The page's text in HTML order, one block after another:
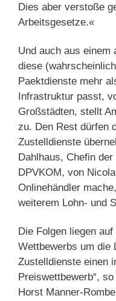
Dies aber verstoße
Arbeitsgesetze.«
Und auch aus einem
diese
Paektdienste mehr
Infrastruktur passt,
Großstädten, stellt
zu. Den Rest dürfen
Zustelldienste
Dahlhaus, Chefin
DPVKOM, von
Onlinehändler
weiterem Lohn- und
Die Folgen liegen
Wettbewerbs um die
Zustelldienste einen
Preiswettbewerb“,
Horst Manner-